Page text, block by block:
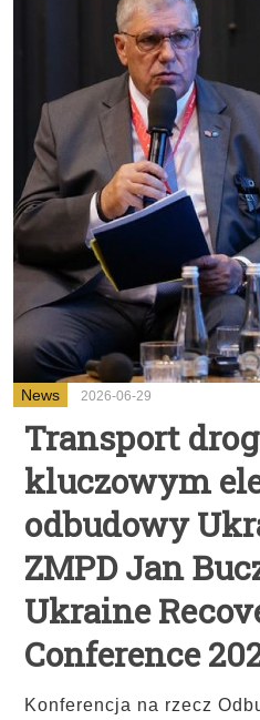
News 2026-06-29
Transport
kluczowym
odbudowy
ZMPD Jan
Ukraine
Conference
Konferencja na rzecz